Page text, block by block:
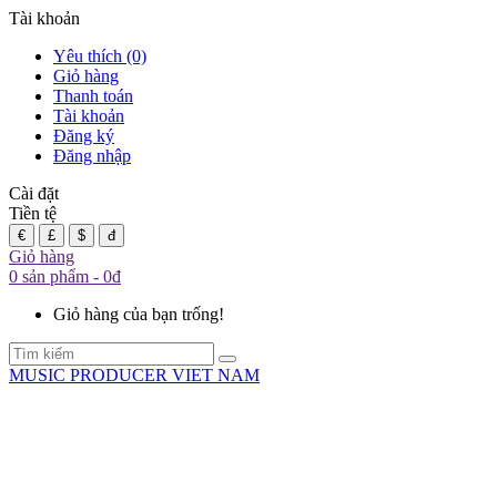
Tài khoản
Yêu thích (0)
Giỏ hàng
Thanh toán
Tài khoản
Đăng ký
Đăng nhập
Cài đặt
Tiền tệ
€ £ $ đ
Giỏ hàng
0 sản phẩm - 0đ
Giỏ hàng của bạn trống!
MUSIC PRODUCER VIET NAM